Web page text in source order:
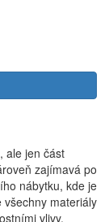
ale jen část
zajímavá po
nábytku, kde je
materiály
vlivy.